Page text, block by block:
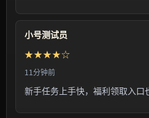
小号测试员
★★★★☆
11分钟前
新手任务上手快，福利领取入口